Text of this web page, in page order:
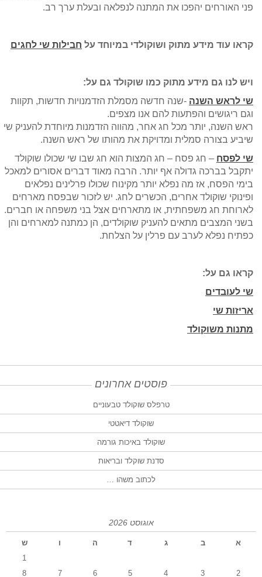
פני האורחים יהפכו את המתנה לנפלאה ובעלת ערך רב.
קראו עוד מידע מתוק ושוקולדי במיוחד על חבילות שי לחגים
ויש לנו גם מידע מתוק כמו שוקולד גם על:
שי לראש השנה -שנה חדשה מסמלת הזדמנויות חדשות, תקוות
וגם ריגושים והפתעות להם אנו מצפים.
ראש השנה, יותר מכל חג אחר, מהווה הזדמנות מיוחדת להעניק שי
שיביע בצורה סמלית ומדויקת את מהותו של ראש השנה.
שי לפסח – חג פסח – חג המצות הוא חג שבו שי שכולו שוקולד
יתקבל בברכה גדולה אף יותר. הרבה מאוד דברים אסורים למאכל
בימי הפסח, אז מה נפלא יותר מקינוח שכולו פרלינים נפלאים
ופינוקי שוקולד אחרים, הכשרים לחג. יש לזכור שבפסח מארחים
לארוחת חג משפחתית, או מתארחים אצל בני משפחה או חברים.
בשני המצבים מתאים להעניק שוקולדים, הן כמתנה למארחים והן
כפתיח נפלא לערב עם פרלין על הצלחת.
קראו גם על:
שי לעובדים
אריזות שי
מתנות משוקולד
פוסטים אחרונים
טרפלס שוקולד טבעוניים
שוקולד דיאטטי
שוקולד באיכות גורמה
סדנת שוקלד ובריאות
לכתוב משהו …
אוגוסט 2026
א ב ג ד ה ו
ש
1
2
3
4
5
6
7
8